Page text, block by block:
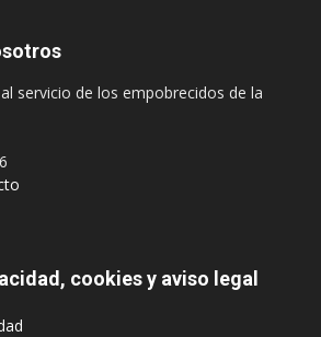
servicio de los empobrecidos de la
cookies y aviso legal